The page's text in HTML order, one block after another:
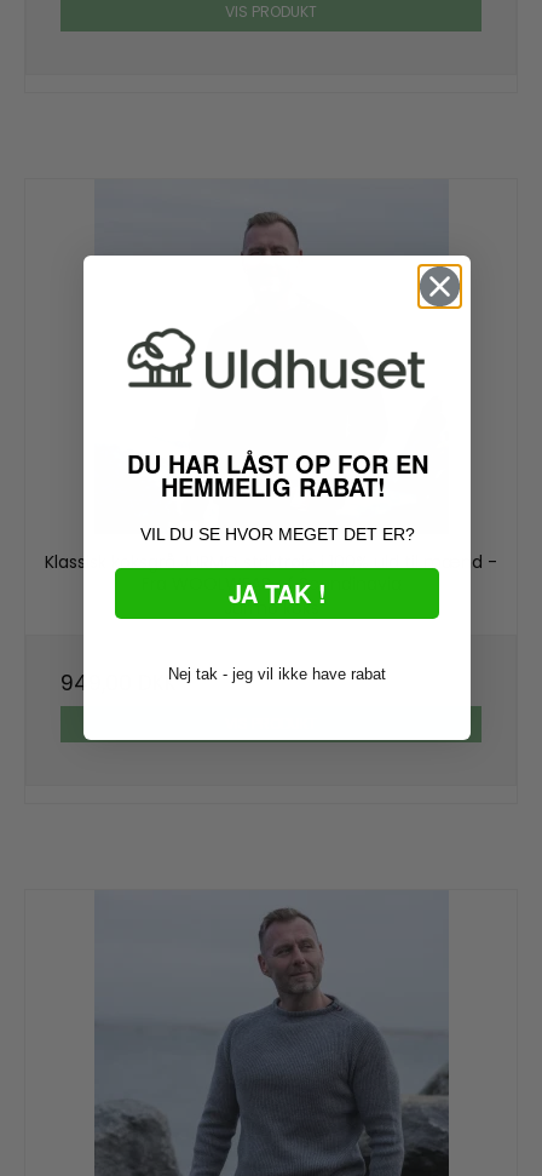
VIS PRODUKT
Klassisk koksgrå JURMO striktrøje i 100% uld til mænd -
Fra WOOLWEAR of Scandinavia
Jurmo koks
949,00 DKK
DU HAR LÅST OP FOR EN
HEMMELIG RABAT!
VIL DU SE HVOR MEGET DET ER?
JA TAK !
Nej tak - jeg vil ikke have rabat